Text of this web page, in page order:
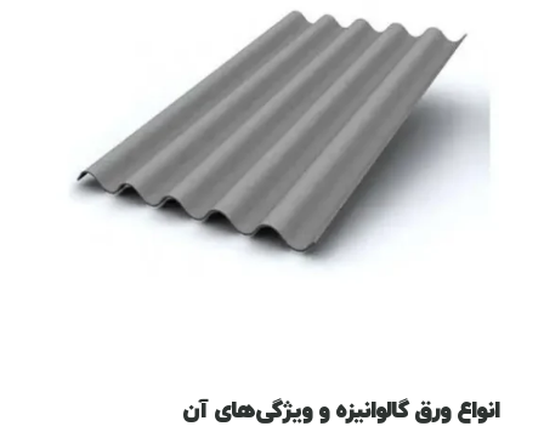
انواع ورق گالوانیزه و ویژگی‌های آن